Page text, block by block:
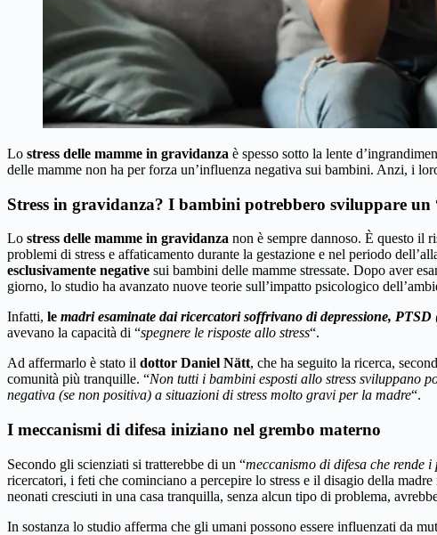
Lo stress delle mamme in gravidanza è spesso sotto la lente
delle mamme non ha per forza un’influenza negativa sui bambini. Anzi, i
Stress in gravidanza? I bambini potrebbero sviluppare un
Lo stress delle mamme in gravidanza non è sempre dannoso. È questo il
problemi di stress e affaticamento durante la gestazione e nel periodo
esclusivamente negative sui bambini delle mamme stressate. Dopo aver
giorno, lo studio ha avanzato nuove teorie sull’impatto psicologico
Infatti, le madri esaminate dai ricercatori soffrivano di depressione,
avevano la capacità di “spegnere le risposte allo stress“.
Ad affermarlo è stato il dottor Daniel Nätt, che ha seguito la ricerca,
comunità più tranquille. “Non tutti i bambini esposti allo stress sviluppano
negativa (se non positiva) a situazioni di stress molto gravi per la madre“.
I meccanismi di difesa iniziano nel grembo materno
Secondo gli scienziati si tratterebbe di un “meccanismo di difesa che rende
ricercatori, i feti che cominciano a percepire lo stress e il disagio della
neonati cresciuti in una casa tranquilla, senza alcun tipo di problema,
In sostanza lo studio afferma che gli umani possono essere influenzati da